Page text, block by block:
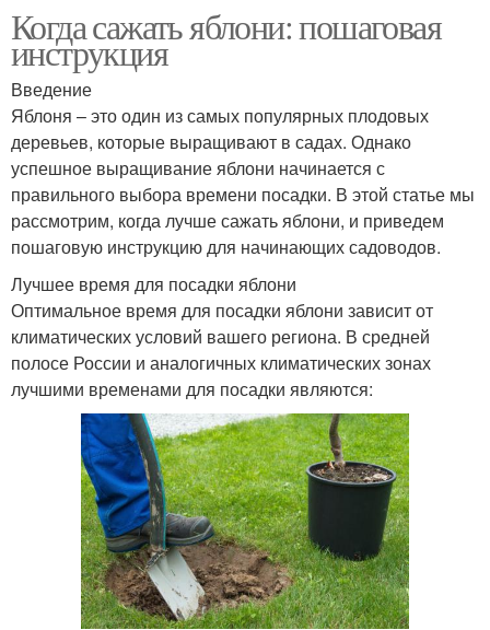
Когда сажать яблони: пошаговая
инструкция
Введение
Яблоня – это один из самых популярных плодовых
деревьев, которые выращивают в садах. Однако
успешное выращивание яблони начинается с
правильного выбора времени посадки. В этой статье мы
рассмотрим, когда лучше сажать яблони, и приведем
пошаговую инструкцию для начинающих садоводов.
Лучшее время для посадки яблони
Оптимальное время для посадки яблони зависит от
климатических условий вашего региона. В средней
полосе России и аналогичных климатических зонах
лучшими временами для посадки являются: